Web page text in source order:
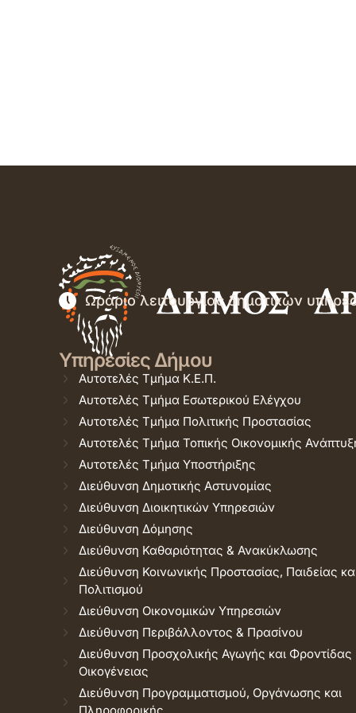
Ωράριο λειτουργίας δημοτικών
Υπηρεσίες Δήμου
Αυτοτελές Τμήμα Κ.Ε.Π.
Αυτοτελές Τμήμα Εσωτερικού Ελέγχου
Αυτοτελές Τμήμα Πολιτικής Προστασίας
Αυτοτελές Τμήμα Τοπικής Οικονομικής
Αυτοτελές Τμήμα Υποστήριξης
Διεύθυνση Δημοτικής Αστυνομίας
Διεύθυνση Διοικητικών Υπηρεσιών
Διεύθυνση Δόμησης
Διεύθυνση Καθαριότητας & Ανακύκλωσης
Διεύθυνση Κοινωνικής Προστασίας, Παιδείας
Πολιτισμού
Διεύθυνση Οικονομικών Υπηρεσιών
Διεύθυνση Περιβάλλοντος & Πρασίνου
Διεύθυνση Προσχολικής Αγωγής και Φροντίδας
Οικογένειας
Διεύθυνση Προγραμματισμού, Οργάνωσης και